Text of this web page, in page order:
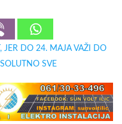
JER DO 24. MAJA VAŽI DO
SVE